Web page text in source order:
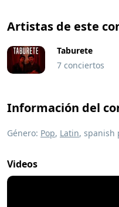
Artistas de este
Taburete
7 conciertos
Información del
Género: Pop, Latin, spanish
Videos